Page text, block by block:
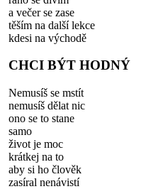
a večer se zase
těším na další lekce
kdesi na východě
CHCI BÝT HODNÝ
Nemusíš se mstít
nemusíš dělat nic
ono se to stane
samo
život je moc
krátkej na to
aby si ho člověk
zasíral nenávistí